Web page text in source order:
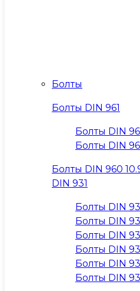
Болты
Болты DIN 961
Болты DIN
Болты DIN
Болты DIN 960
DIN 931
Болты DIN
Болты DIN
Болты DIN
Болты DIN
Болты DIN
Болты DIN